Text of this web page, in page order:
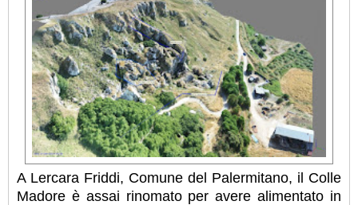
A Lercara Friddi, Comune del Palermitano, il Colle
Madore è assai rinomato per avere alimentato in